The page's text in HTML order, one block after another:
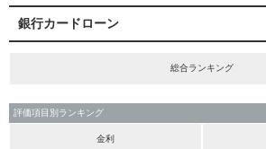
銀行カードローン
総合ランキング
評価項目別ランキング
金利